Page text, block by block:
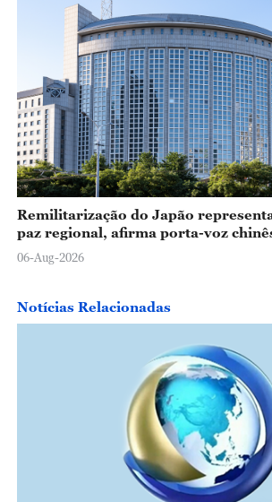
Remilitarização do Japão
paz regional, afirma porta-voz
06-Aug-2026
Notícias Relacionadas